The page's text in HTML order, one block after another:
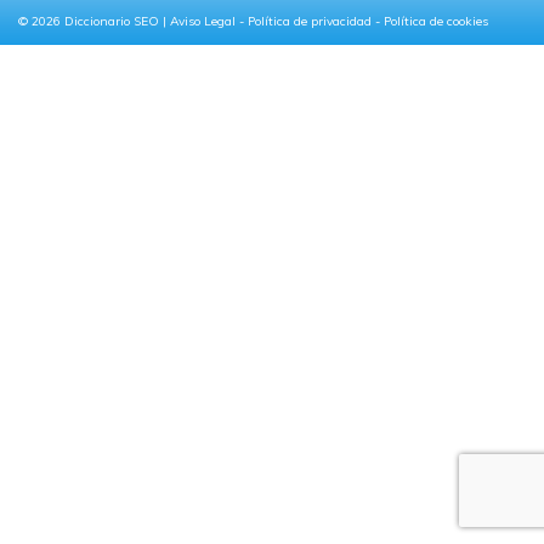
© 2026 Diccionario SEO | Aviso Legal - Política de privacidad - Política de cookies